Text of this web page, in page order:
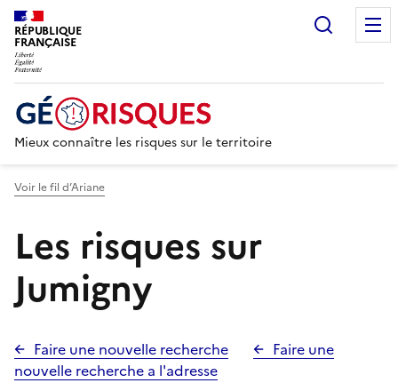
RÉPUBLIQUE
FRANÇAISE
Mieux connaître les risques sur le territoire
Voir le fil d’Ariane
Les risques sur
Jumigny
Faire une nouvelle recherche
Faire une
nouvelle recherche a l'adresse